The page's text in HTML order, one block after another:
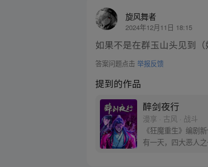
旋风舞者
2024年12月11日 18:15
如果不是在群玉山头见到
答案问题点击举报反馈
提到的作品
醉剑夜行
漫享 · 古风 · 战斗
《狂魔重生》编剧
有一天，四大恶人